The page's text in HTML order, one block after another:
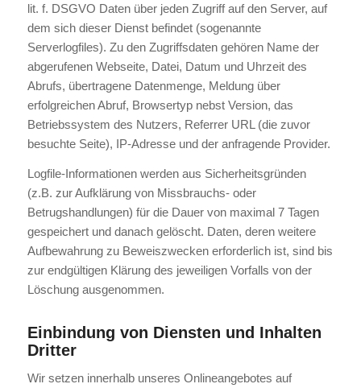
lit. f. DSGVO Daten über jeden Zugriff auf den Server, auf
dem sich dieser Dienst befindet (sogenannte
Serverlogfiles). Zu den Zugriffsdaten gehören Name der
abgerufenen Webseite, Datei, Datum und Uhrzeit des
Abrufs, übertragene Datenmenge, Meldung über
erfolgreichen Abruf, Browsertyp nebst Version, das
Betriebssystem des Nutzers, Referrer URL (die zuvor
besuchte Seite), IP-Adresse und der anfragende Provider.
Logfile-Informationen werden aus Sicherheitsgründen
(z.B. zur Aufklärung von Missbrauchs- oder
Betrugshandlungen) für die Dauer von maximal 7 Tagen
gespeichert und danach gelöscht. Daten, deren weitere
Aufbewahrung zu Beweiszwecken erforderlich ist, sind bis
zur endgültigen Klärung des jeweiligen Vorfalls von der
Löschung ausgenommen.
Einbindung von Diensten und Inhalten
Dritter
Wir setzen innerhalb unseres Onlineangebotes auf